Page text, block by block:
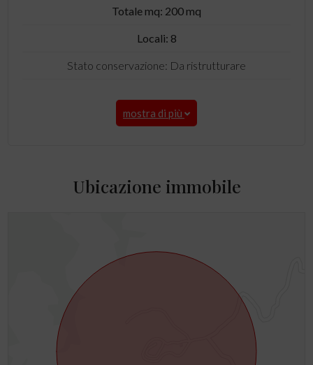
Totale mq: 200 mq
Locali: 8
Stato conservazione: Da ristrutturare
mostra di più
Ubicazione immobile